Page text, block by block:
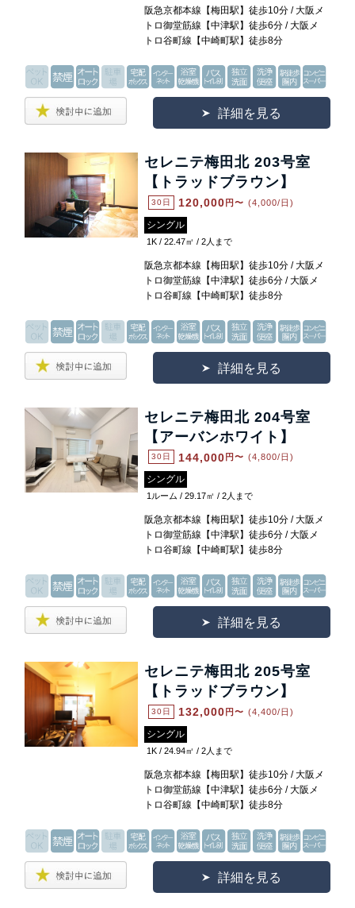
阪急京都本線【梅田駅】徒歩10分 / 大阪メ
トロ御堂筋線【中津駅】徒歩6分 / 大阪メ
トロ谷町線【中崎町駅】徒歩8分
詳細を見る
セレニテ梅田北 203号室
【トラッドブラウン】
30日 120,000 円〜 (4,000/日)
シングル
1K / 22.47㎡ / 2人まで
阪急京都本線【梅田駅】徒歩10分 / 大阪メ
トロ御堂筋線【中津駅】徒歩6分 / 大阪メ
トロ谷町線【中崎町駅】徒歩8分
詳細を見る
セレニテ梅田北 204号室
【アーバンホワイト】
30日 144,000 円〜 (4,800/日)
シングル
1ルーム / 29.17㎡ / 2人まで
阪急京都本線【梅田駅】徒歩10分 / 大阪メ
トロ御堂筋線【中津駅】徒歩6分 / 大阪メ
トロ谷町線【中崎町駅】徒歩8分
詳細を見る
セレニテ梅田北 205号室
【トラッドブラウン】
30日 132,000 円〜 (4,400/日)
シングル
1K / 24.94㎡ / 2人まで
阪急京都本線【梅田駅】徒歩10分 / 大阪メ
トロ御堂筋線【中津駅】徒歩6分 / 大阪メ
トロ谷町線【中崎町駅】徒歩8分
詳細を見る